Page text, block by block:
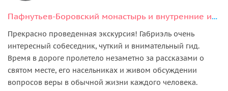
Пафнутьев-Боровский монастырь и внутренние изменения
Прекрасно проведенная экскурсия! Габриэль очень
интересный собеседник, чуткий и внимательный гид.
Время в дороге пролетело незаметно за рассказами о
святом месте, его насельниках и живом обсуждении
вопросов веры в обычной жизни каждого человека.